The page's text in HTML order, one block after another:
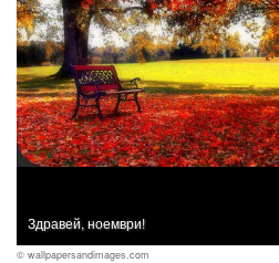
Здравей, ноември!
© wallpapersandimages.com